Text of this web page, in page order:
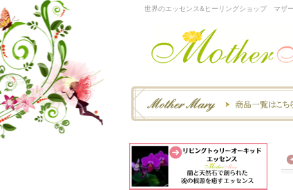
世界のエッセンス&ヒーリングショップ マザ